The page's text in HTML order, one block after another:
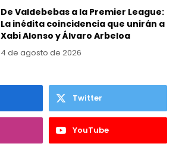
De Valdebebas a la Premier League:
La inédita coincidencia que unirán a
Xabi Alonso y Álvaro Arbeloa
4 de agosto de 2026
Twitter
YouTube